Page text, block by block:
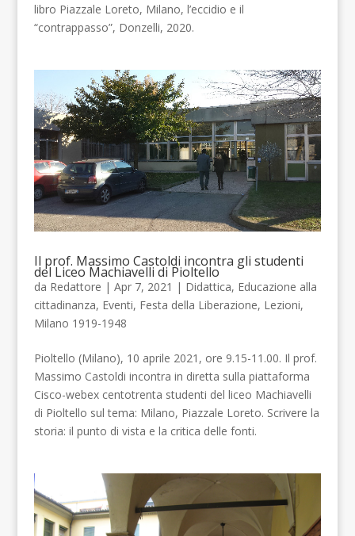
libro Piazzale Loreto, Milano, l’eccidio e il
“contrappasso”, Donzelli, 2020.
Il prof. Massimo Castoldi incontra gli studenti
del Liceo Machiavelli di Pioltello
da Redattore | Apr 7, 2021 | Didattica, Educazione alla
cittadinanza, Eventi, Festa della Liberazione, Lezioni,
Milano 1919-1948
Pioltello (Milano), 10 aprile 2021, ore 9.15-11.00. Il prof.
Massimo Castoldi incontra in diretta sulla piattaforma
Cisco-webex centotrenta studenti del liceo Machiavelli
di Pioltello sul tema: Milano, Piazzale Loreto. Scrivere la
storia: il punto di vista e la critica delle fonti.